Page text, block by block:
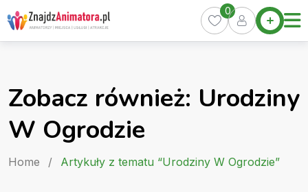
Skip
to
content
Home
Oferty
Pakiety
0
Zobacz również: Urodziny
W Ogrodzie
Home / Artykuły z tematu “Urodziny W Ogrodzie”